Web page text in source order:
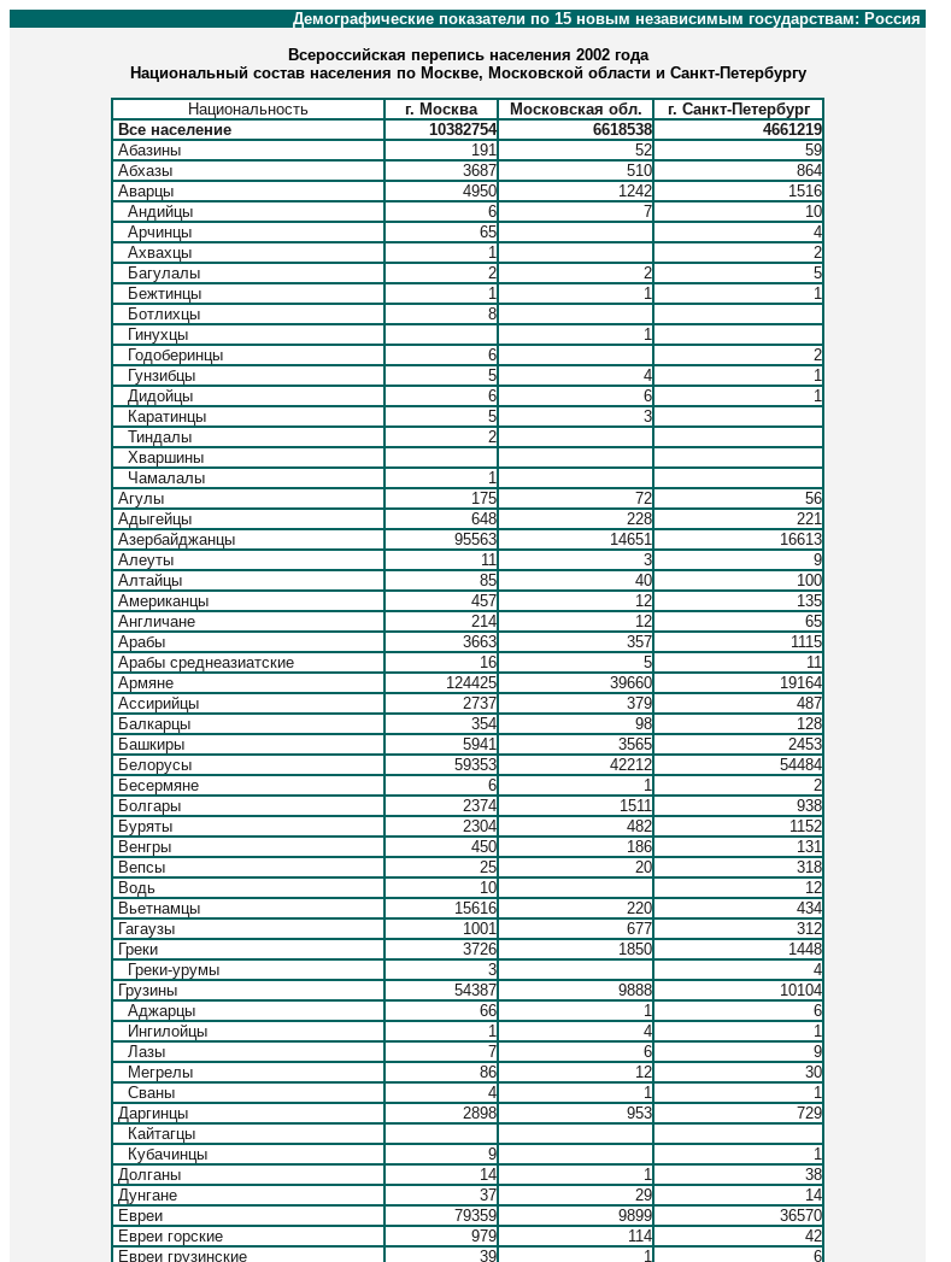
Демографические показатели по 15 новым независимым государствам: Россия
Всероссийская перепись населения 2002 года
Национальный состав населения по Москве, Московской области и Санкт-Петербургу
Национальность г. Москва Московская обл.
г. Санкт-Петербург
Все население
10382754 6618538
4661219
Абазины
191 52
59
Абхазы
3687 510
864
Аварцы
4950 1242
1516
Андийцы
6 7
10
Арчинцы
65
4
Ахвахцы
1
2
Багулалы
2 2
5
Бежтинцы
1 1
1
Ботлихцы
8
Гинухцы
1
Годоберинцы
6
2
Гунзибцы
5 4
1
Дидойцы
6 6
1
Каратинцы
5
3
Тиндалы
2
Хваршины
Чамалалы
1
Агулы
175 72
56
Адыгейцы
648 228
221
Азербайджанцы
95563 14651
16613
Алеуты
11 3
9
Алтайцы
85 40
100
Американцы
457 12
135
Англичане
214 12
65
Арабы
3663 357
1115
Арабы среднеазиатские
16 5
11
Армяне
124425 39660
19164
Ассирийцы
2737 379
487
Балкарцы
354 98
128
Башкиры
5941 3565
2453
Белорусы
59353 42212
54484
Бесермяне
6 1
2
Болгары
2374 1511
938
Буряты
2304 482
1152
Венгры
450 186
131
Вепсы
25 20
318
Водь
10
12
Вьетнамцы
15616 220
434
Гагаузы
1001 677
312
Греки
3726 1850
1448
Греки-урумы
3
4
Грузины
54387 9888
10104
Аджарцы
66 1
6
Ингилойцы
1 4
1
Лазы
7 6
9
Мегрелы
86 12
30
Сваны
4 1
1
Даргинцы
2898 953
729
Кайтагцы
Кубачинцы
9
1
Долганы
14 1
38
Дунгане
37 29
14
Евреи
79359 9899
36570
Евреи горские
979 114
42
Евреи грузинские
39 1
6